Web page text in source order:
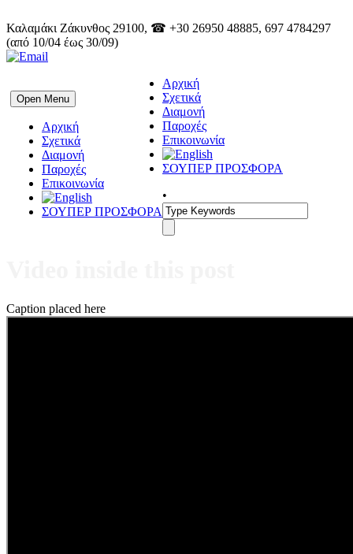
Καλαμάκι Ζάκυνθος 29100, ☎ +30 26950 48885, 697 4784297
(από 10/04 έως 30/09)
Open Menu
Αρχική
Σχετικά
Διαμονή
Παροχές
Επικοινωνία
ΣΟΥΠΕΡ ΠΡΟΣΦΟΡΑ
Αρχική
Σχετικά
Διαμονή
Παροχές
Επικοινωνία
ΣΟΥΠΕΡ ΠΡΟΣΦΟΡΑ
•
Caption placed here